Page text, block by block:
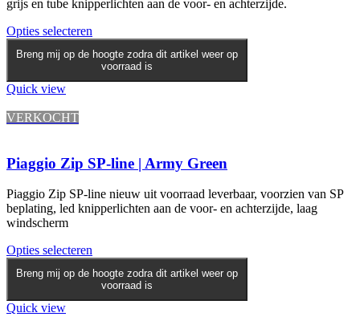
grijs en tube knipperlichten aan de voor- en achterzijde.
Opties selecteren
Breng mij op de hoogte zodra dit artikel weer op
voorraad is
Quick view
VERKOCHT
Piaggio Zip SP-line | Army Green
Piaggio Zip SP-line nieuw uit voorraad leverbaar, voorzien van SP
beplating, led knipperlichten aan de voor- en achterzijde, laag
windscherm
Opties selecteren
Breng mij op de hoogte zodra dit artikel weer op
voorraad is
Quick view